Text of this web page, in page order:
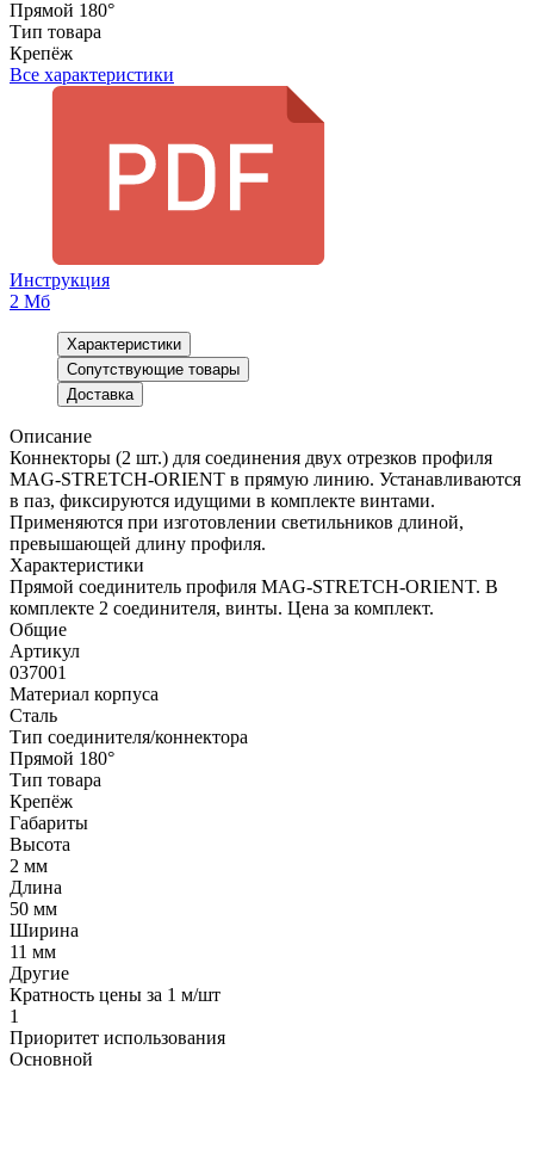
Прямой 180°
Тип товара
Крепёж
Все характеристики
Инструкция
2 Мб
Характеристики
Сопутствующие товары
Доставка
Описание
Коннекторы (2 шт.) для соединения двух отрезков профиля
MAG-STRETCH-ORIENT в прямую линию. Устанавливаются
в паз, фиксируются идущими в комплекте винтами.
Применяются при изготовлении светильников длиной,
превышающей длину профиля.
Характеристики
Прямой соединитель профиля MAG-STRETCH-ORIENT. В
комплекте 2 соединителя, винты. Цена за комплект.
Общие
Артикул
037001
Материал корпуса
Сталь
Тип соединителя/коннектора
Прямой 180°
Тип товара
Крепёж
Габариты
Высота
2 мм
Длина
50 мм
Ширина
11 мм
Другие
Кратность цены за 1 м/шт
1
Приоритет использования
Основной